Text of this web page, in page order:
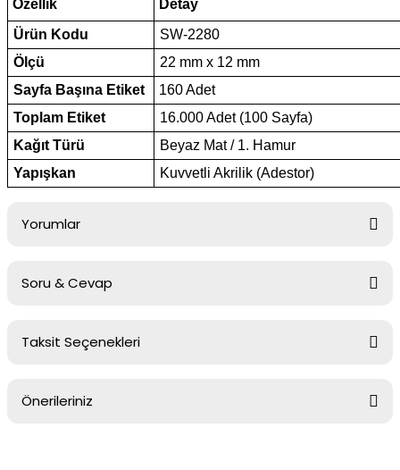
Özellik
Detay
Ürün Kodu
SW-2280
Ölçü
22 mm x 12 mm
Sayfa Başına Etiket
160 Adet
Toplam Etiket
16.000 Adet (100 Sayfa)
Kağıt Türü
Beyaz Mat / 1. Hamur
Yapışkan
Kuvvetli Akrilik (Adestor)
Yorumlar
Soru & Cevap
Ürün hakkında henüz soru sorulmamış.
Taksit Seçenekleri
Önerileriniz